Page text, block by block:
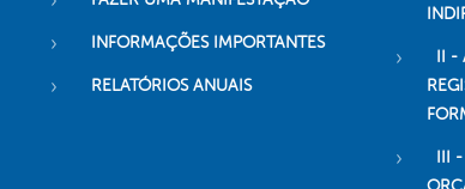
INFORMAÇÕES IMPORTANTES
RELATÓRIOS ANUAIS
II -
III -